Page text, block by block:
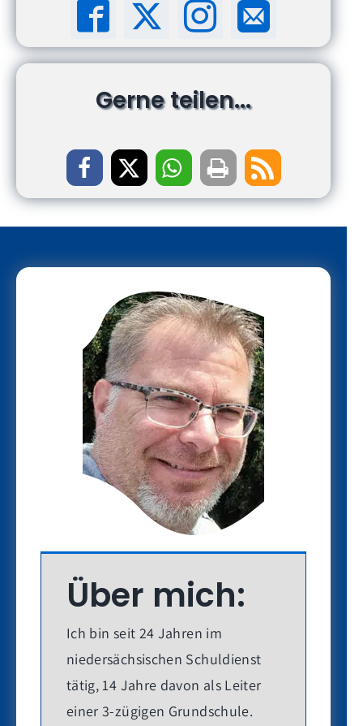
Gerne teilen...
Über mich:
Ich bin seit 24 Jahren im
niedersächsischen Schuldienst
tätig, 14 Jahre davon als Leiter
einer 3-zügigen Grundschule.